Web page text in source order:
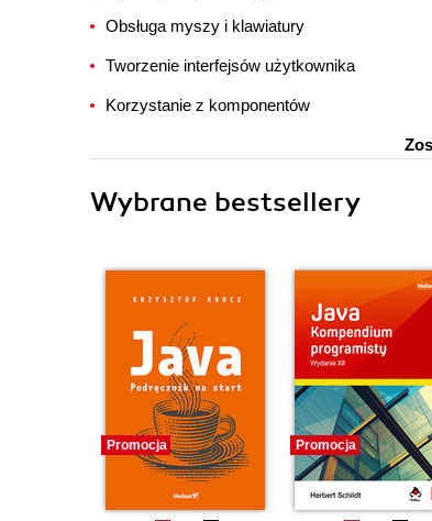
Obsługa myszy i klawiatury
Tworzenie interfejsów użytkownika
Korzystanie z komponentów
Wybrane bestsellery
Promocja Promocja